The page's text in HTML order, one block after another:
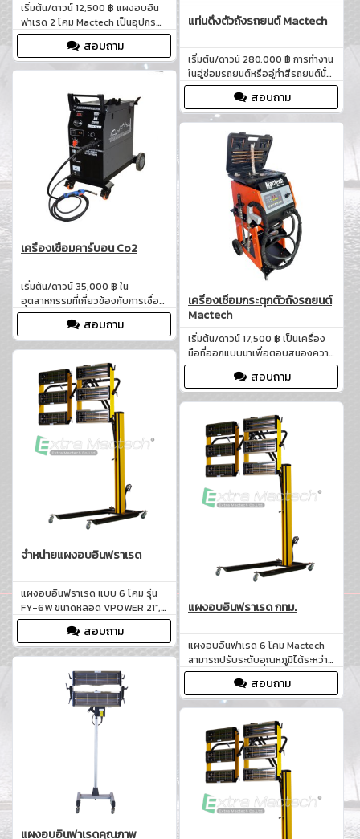
เริ่มต้น/ดาวน์ 12,500 ฿ แผงอบอิน
ฟาเรด 2 โคม Mactech เป็นอุปกรณ์
ที่ถูกออกแบบมาเพื่อตอบสนองความ
ต้องการในการอบสีรถยนต์ โดย
เฉพาะชิ้นส่วนขนาดเล็กและขนาด
ต่างๆ ที่ต้องการการอบสีที่มีความ
แม่นยำและสม่ำเสมอ
สอบถาม
แท่นดึงตัวถังรถยนต์ Mactech
เริ่มต้น/ดาวน์ 280,000 ฿ การทำงาน
ในอู่ซ่อมรถยนต์หรืออู่ทำสีรถยนต์นั้น
ต้องการเครื่องมือที่มีประสิทธิภาพ
สูงเพื่อให้การซ่อมตัวถังรถยนต์เป็น
ไปอย่างราบรื่นและมีประสิทธิภาพ
แท่นดึงตัวถังรถยนต์ Mactech ถูก
ออกแบบมาเพื่อตอบสนองความ
ต้องการในการซ่อมบำรุงตัวถัง
รถยนต์ที่เสียหาย
สอบถาม
เครื่องเชื่อมคาร์บอน Co2
เริ่มต้น/ดาวน์ 35,000 ฿ ใน
อุตสาหกรรมที่เกี่ยวข้องกับการเชื่อม
โลหะ ความแม่นยำและประสิทธิภาพ
เป็นสิ่งสำคัญ เครื่องเชื่อมคาร์บอน
Co2 Mactech ได้รับการออกแบบมา
เพื่อตอบสนองความต้องการใน
อุตสาหกรรมทั่วไป
สอบถาม
เครื่องเชื่อมกระตุกตัวถังรถยนต์
Mactech
เริ่มต้น/ดาวน์ 17,500 ฿ เป็นเครื่อง
มือที่ออกแบบมาเพื่อตอบสนองความ
ต้องการในงานซ่อมสีและตัวถัง
รถยนต์ในอู่ซ่อมสีรถยนต์และอู่
ประกันภัย ด้วยเทคโนโลยีที่ทันสมัย
และคุณสมบัติที่โดดเด่น เครื่องเชื่อม
กระตุกตัวถังรถ Mactech ช่วยให้การ
ซ่อมตัวถังรถยนต์เป็นไปได้อย่างราบ
รื่นและมีประสิทธิภาพ
สอบถาม
จำหน่ายแผงอบอินฟราเรด
แผงอบอินฟราเรด แบบ 6 โคม รุ่น
FY-6W ขนาดหลอด VPOWER 21”,
ช่วงอุณหภูมิ 40-100 องศา, แรงดัน
ไฟฟ้า 220V, ช่วงการตั้งเวลา 0-90
นาที ราคา 46,500 บาท
สอบถาม
แผงอบอินฟราเรด กทม.
แผงอบอินฟาเรด 6 โคม Mactech
สามารถปรับระดับอุณหภูมิได้ระหว่าง
60 – 70 องศาเซลเซียส ซึ่งเป็น
อุณหภูมิที่เหมาะสมสำหรับการอบสี
ทำให้สีที่อบออกมามีความสม่ำเสมอ
สอบถาม
แผงอบอินฟาเรดคุณภาพ